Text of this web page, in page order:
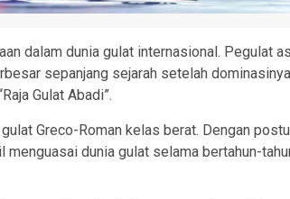
dalam dunia gulat internasional. Pegulat
sepanjang sejarah setelah
Gulat Abadi”.
Greco-Roman kelas berat. Dengan
dunia gulat selama bertahun-